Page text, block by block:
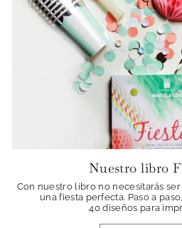
Nuestro libro
Con nuestro libro no necesitarás
una fiesta perfecta. Paso a
40 diseños para